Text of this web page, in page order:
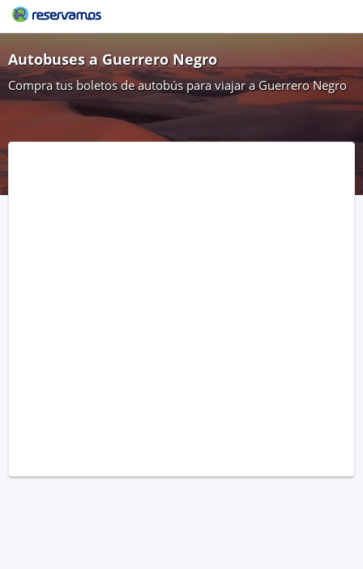
Autobuses a Guerrero Negro
Compra tus boletos de autobús para viajar a Guerrero Negro